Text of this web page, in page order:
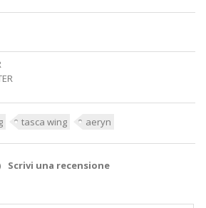
tasca wing aeryn
Scrivi una recensione